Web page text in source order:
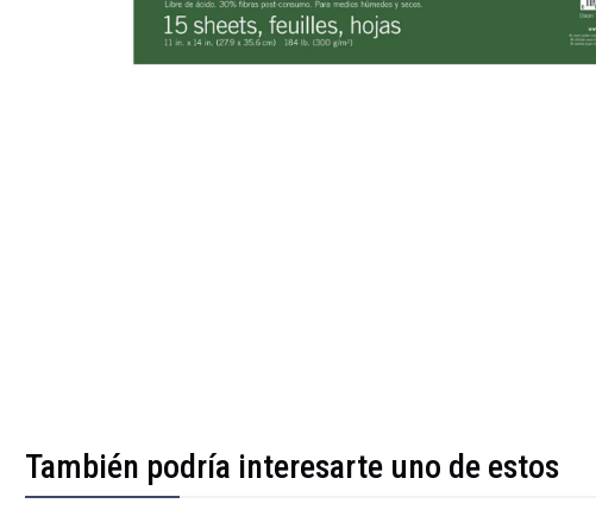
También podría interesarte uno de estos